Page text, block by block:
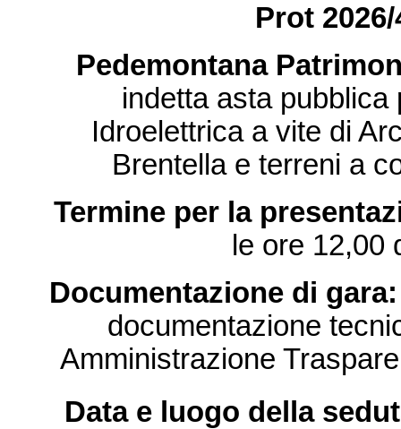
Prot
Pedemontana
indetta asta
Idroelettrica a vite di
Brentella e terreni a
Termine per la
le ore 12,00
Documentazione di gara:
documentazione
Amministrazione
Data e luogo della